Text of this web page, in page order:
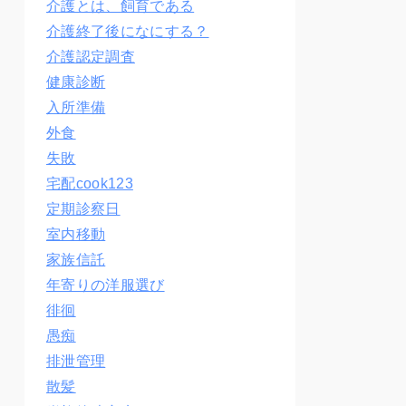
介護とは、飼育である
介護終了後になにする？
介護認定調査
健康診断
入所準備
外食
失敗
宅配cook123
定期診察日
室内移動
家族信託
年寄りの洋服選び
徘徊
愚痴
排泄管理
散髪